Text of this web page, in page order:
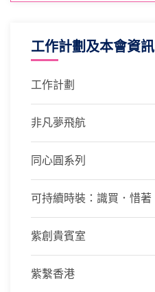
工作計劃及本會資訊
工作計劃
非凡夢飛航
同心圓系列
可持續時裝：識買．惜著
紫創貴賓室
紫繫香港